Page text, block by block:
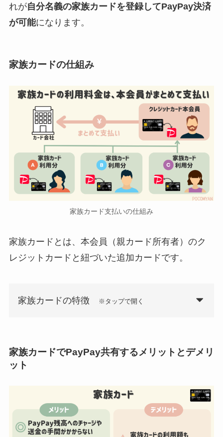
れが自分名義の家族カードを登録してPayPay決済
が可能になります。
家族カードの仕組み
家族カード支払いの仕組み
家族カードとは、本会員（親カード所有者）のク
レジットカードと紐づいた追加カードです。
家族カードの特徴 ※タップで開く
家族カードでPayPay共有するメリットとデメリ
ット